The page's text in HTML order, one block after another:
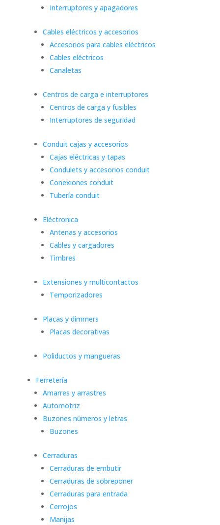
Interruptores y apagadores
Cables eléctricos y accesorios
Accesorios para cables eléctricos
Cables eléctricos
Canaletas
Centros de carga e interruptores
Centros de carga y fusibles
Interruptores de seguridad
Conduit cajas y accesorios
Cajas eléctricas y tapas
Condulets y accesorios conduit
Conexiones conduit
Tubería conduit
Eléctronica
Antenas y accesorios
Cables y cargadores
Timbres
Extensiones y multicontactos
Temporizadores
Placas y dimmers
Placas decorativas
Poliductos y mangueras
Ferretería
Amarres y arrastres
Automotriz
Buzones números y letras
Buzones
Cerraduras
Cerraduras de embutir
Cerraduras de sobreponer
Cerraduras para entrada
Cerrojos
Manijas